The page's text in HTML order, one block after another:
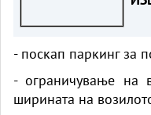
- поскап паркинг за
- ограничување на
ширината на